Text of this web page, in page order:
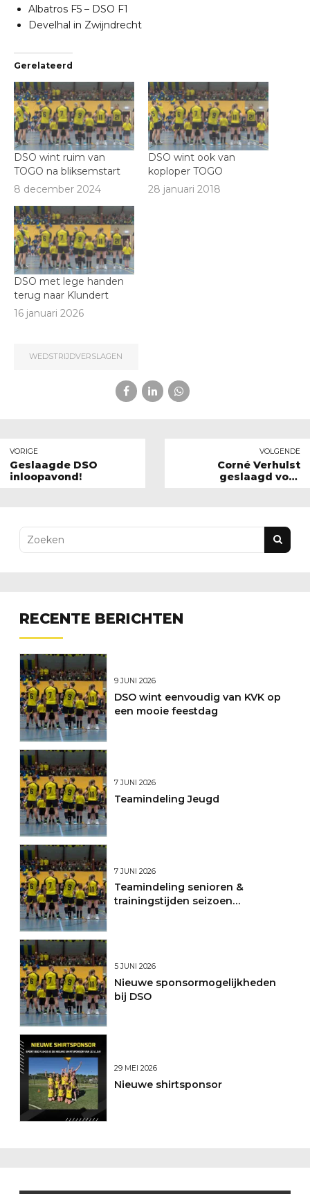
Albatros F5 – DSO F1
Develhal in Zwijndrecht
Gerelateerd
DSO wint ruim van
TOGO na bliksemstart
8 december 2024
DSO wint ook van
koploper TOGO
28 januari 2018
DSO met lege handen
terug naar Klundert
16 januari 2026
WEDSTRIJDVERSLAGEN
VORIGE
Geslaagde DSO
inloopavond!
VOLGENDE
Corné Verhulst
geslaagd voor
RECENTE BERICHTEN
9 JUNI 2026
DSO wint eenvoudig van KVK op
een mooie feestdag
7 JUNI 2026
Teamindeling Jeugd
7 JUNI 2026
Teamindeling senioren &
trainingstijden seizoen
5 JUNI 2026
Nieuwe sponsormogelijkheden
bij DSO
29 MEI 2026
Nieuwe shirtsponsor